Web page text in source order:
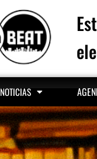
NOTICIAS